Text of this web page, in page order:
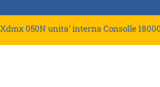
050N unita’ interna Consolle